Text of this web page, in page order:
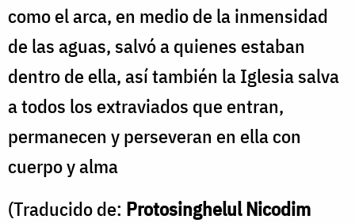
como el arca, en medio de la inmensidad
de las aguas, salvó a quienes estaban
dentro de ella, así también la Iglesia salva
a todos los extraviados que entran,
permanecen y perseveran en ella con
cuerpo y alma
(Traducido de: Protosinghelul Nicodim